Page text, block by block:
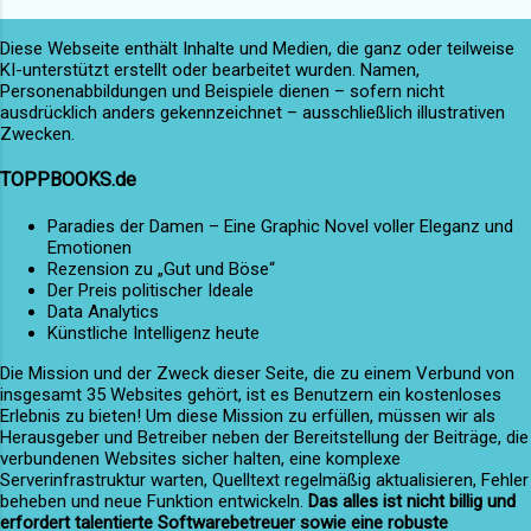
einfachen Fischers hinausging. Seine Hände
zitterten, als er an den Abend dachte, an dem
das Geräusch zum ersten Mal erklang, eine
Küstenstad...
hallte über die Felder, und der See lag friedlich
da – glatt wie Glas. Der Nebel war
verschwunden. Und mit ihm die Angst. Die Stille
nach dem Sturm Jonas Falk saß auf der alten
einfach, weil es schmeckte. Neben ihm lag ein
Seiten voller Gedanken, Erinnerungen,
Beobachtungen. Kein Bericht, kein
Polizeiprotokoll. Sondern eine Geschichte. Die
Geschichte von Dunmoor. Vom Wächter. Von
Schuld und Hoffnung. Und von einer jungen
Frau, die aus dem Nebel kam und wieder ging.
Versöhnung Aileen Kerr trat durch das
Gartentor, zwei Becher...
Diese Webseite enthält Inhalte und Medien, die ganz oder teilweise
KI-unterstützt erstellt oder bearbeitet wurden. Namen,
Personenabbildungen und Beispiele dienen – sofern nicht
ausdrücklich anders gekennzeichnet – ausschließlich illustrativen
Zwecken.
TOPPBOOKS.de
Paradies der Damen – Eine Graphic Novel voller Eleganz und
Emotionen
Rezension zu „Gut und Böse“
Der Preis politischer Ideale
Data Analytics
Künstliche Intelligenz heute
Die Mission und der Zweck dieser Seite, die zu einem Verbund von
insgesamt 35 Websites gehört, ist es Benutzern ein kostenloses
Erlebnis zu bieten! Um diese Mission zu erfüllen, müssen wir als
Herausgeber und Betreiber neben der Bereitstellung der Beiträge, die
verbundenen Websites sicher halten, eine komplexe
Serverinfrastruktur warten, Quelltext regelmäßig aktualisieren, Fehler
beheben und neue Funktion entwickeln. Das alles ist nicht billig und
erfordert talentierte Softwarebetreuer sowie eine robuste